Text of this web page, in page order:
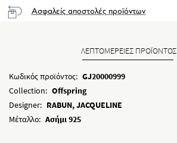
Ασφαλείς αποστολές προϊόντων
ΛΕΠΤΟΜΕΡΕΙΕΣ ΠΡΟΪΟΝΤΟΣ
Κωδικός προϊόντος: GJ20000999
Collection: Offspring
Designer: RABUN, JACQUELINE
Μέταλλο: Ασήμι 925